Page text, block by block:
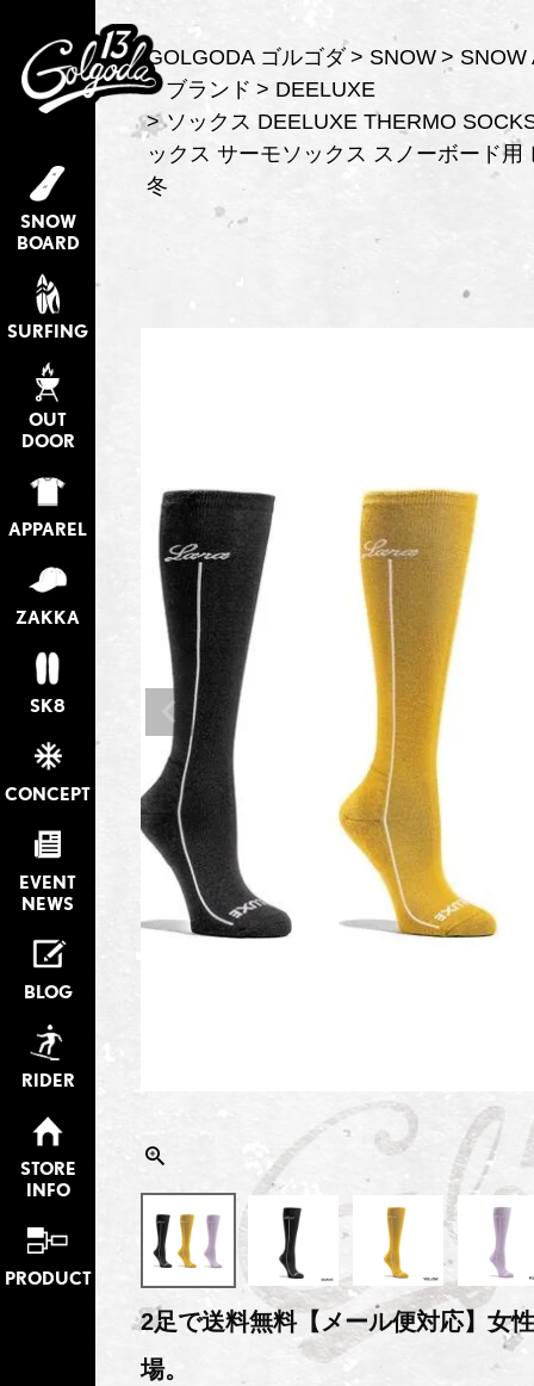
SNOW
BOARD
SURFING
OUT
DOOR
APPAREL
ZAKKA
SK8
CONCEPT
EVENT
NEWS
BLOG
RIDER
STORE
INFO
PRODUCT
GOLGODA ゴルゴダ SNOW
SNOW
ブランド
DEELUXE
ソックス DEELUXE THERMO
ックス サーモソックス スノーボード用
冬
2足で送料無料【メール便対応】女
場。